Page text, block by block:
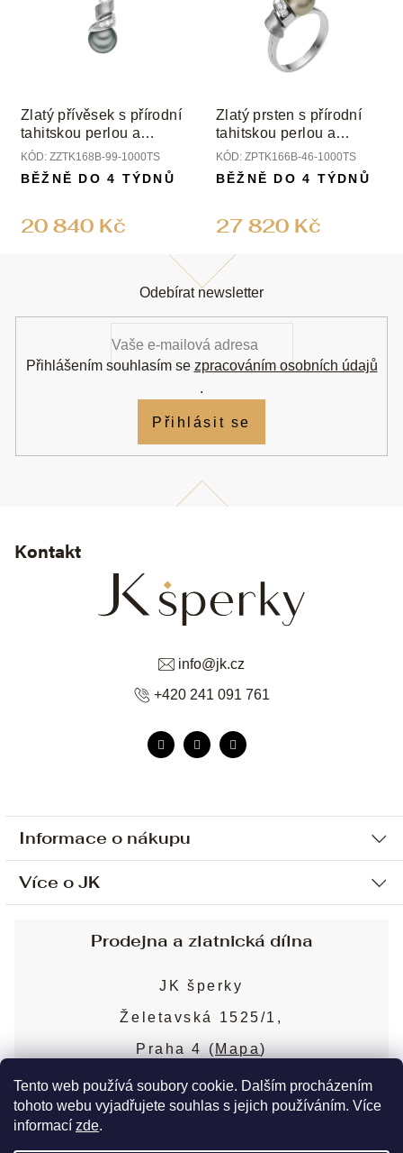
Tento web používá soubory cookie. Dalším procházením
tohoto webu vyjadřujete souhlas s jejich používáním. Více
informací zde.
Zlatý přívěsek s přírodní
tahitskou perlou a
diamanty
KÓD: ZZTK168B-99-1000TS
20 840 Kč
BĚŽNĚ DO 4 TÝDNŮ
Zlatý prsten s přírodní
tahitskou perlou a
diamanty
KÓD: ZPTK166B-46-1000TS
27 820 Kč
BĚŽNĚ DO 4 TÝDNŮ
Informace o nákupu
Ochrana osobních údajů
Sjednání osobní schůzky
Obchodní podmínky
Puncovní značky
Více o JK
Blog
Nejčastější dotazy
Kontakt
info@jk.cz
+420 241 091 761
Odebírat newsletter
Přihlášením souhlasím se zpracováním osobních údajů
.
Přihlásit se
Prodejna a zlatnická dílna
JK šperky
Želetavská 1525/1,
Praha 4 (Mapa)
Více o prodejně
Copyright 2026JK šperky. Všechna práva